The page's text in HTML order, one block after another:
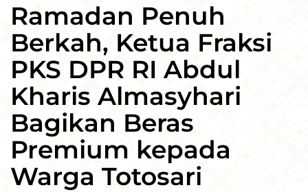
Ramadan Penuh
Berkah, Ketua Fraksi
PKS DPR RI Abdul
Kharis Almasyhari
Bagikan Beras
Premium kepada
Warga Totosari